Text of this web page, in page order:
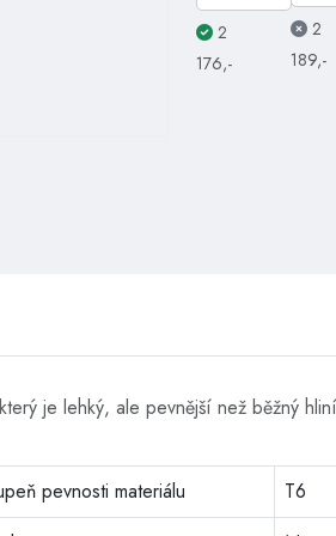
2
176,-
2
189,-
je lehký, ale pevnější než běžný
pevnosti materiálu
T6